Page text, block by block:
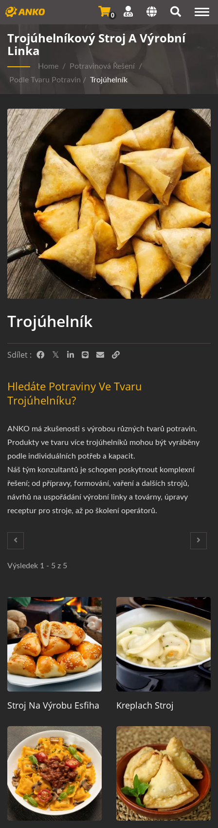
0
Trojúhelníkový Stroj A Výrobní
Linka
Home / Potravinová Řešení /
Podle Tvaru Potravin / Trojúhelník
Trojúhelník
Sdílet :
Hledáte Potraviny Ve Tvaru
Trojúhelníku?
ANKO má zkušenosti s výrobou různých tvarů potravin.
Produkty ve tvaru více trojúhelníků mohou být vyráběny
podle individuálních potřeb a kapacit.
Náš tým konzultantů je schopen poskytnout komplexní
řešení; od přípravy, formování, vaření a dalších strojů,
návrhů na uspořádání výrobní linky a továrny, úpravy
receptur pro stroje, až po školení operátorů.
Výsledek 1 - 5 z 5
Stroj Na Výrobu Esfiha Kreplach Stroj